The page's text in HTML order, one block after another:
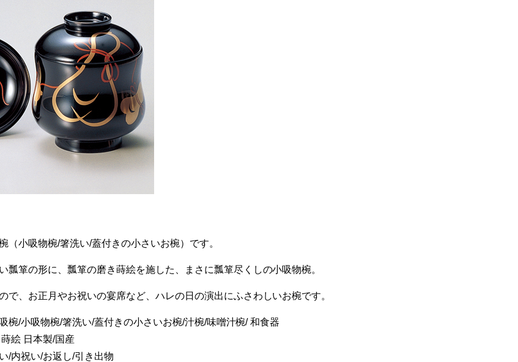
（小吸物椀/箸洗い/蓋付きの小さいお椀）です。
瓢箪の形に、瓢箪の磨き蒔絵を施した、まさに瓢箪尽くしの小吸物椀。
で、お正月やお祝いの宴席など、ハレの日の演出にふさわしいお椀です。
椀/小吸物椀/箸洗い/蓋付きの小さいお椀/汁椀/味噌汁椀/ 和食器
絵 日本製/国産
/内祝い/お返し/引き出物